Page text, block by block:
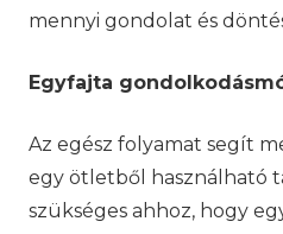
mennyi gondolat és
Egyfajta
Az egész folyamat segít
egy ötletből használható
szükséges ahhoz, hogy